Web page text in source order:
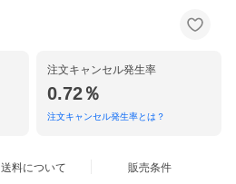
注文キャンセル発生率
0.72％
注文キャンセル発生率とは？
送料について 販売条件